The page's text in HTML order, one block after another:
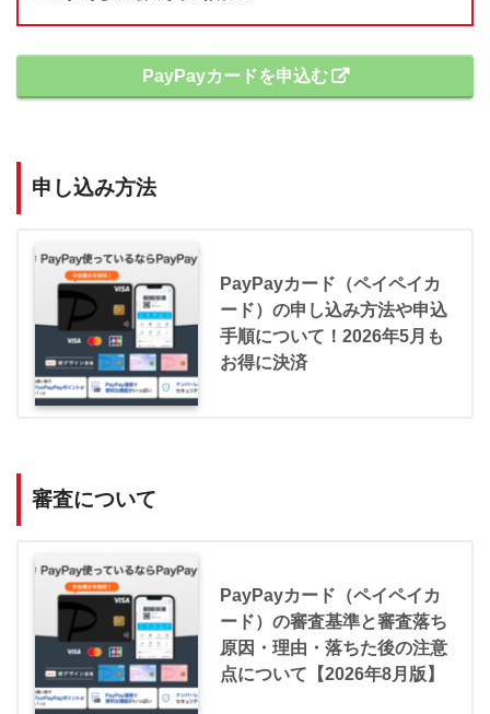
PayPayカードを申込む
申し込み方法
PayPayカード（ペイペイカ
ード）の申し込み方法や申込
手順について！2026年5月も
お得に決済
審査について
PayPayカード（ペイペイカ
ード）の審査基準と審査落ち
原因・理由・落ちた後の注意
点について【2026年8月版】